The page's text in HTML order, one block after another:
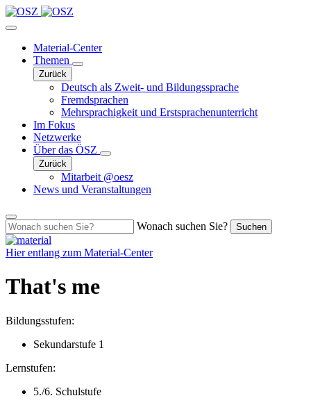
Material-Center
Themen
Zurück
Deutsch als Zweit- und Bildungssprache
Fremdsprachen
Mehrsprachigkeit und Erstsprachenunterricht
Im Fokus
Netzwerke
Über das ÖSZ
Zurück
Mitarbeit @oesz
News und Veranstaltungen
Wonach suchen Sie? Suchen
Hier entlang zum Material-Center
That's me
Bildungsstufen:
Sekundarstufe 1
Lernstufen:
5./6. Schulstufe